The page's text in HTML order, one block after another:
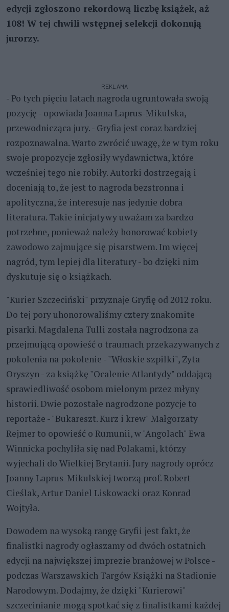
edycji zgłoszono rekordową liczbę książek, aż
108! W tej chwili wstępnej selekcji dokonują
jurorzy.
REKLAMA
- Po tych pięciu latach nagroda ugruntowała swoją
pozycję - opowiada Joanna Laprus-Mikulska,
przewodnicząca jury. - Gryfia jest coraz bardziej
rozpoznawalna. Warto zwrócić uwagę, że w tym roku
swoje propozycje zgłosiły wydawnictwa, które
wcześniej tego nie robiły. Autorki dostrzegają i
doceniają to, że jest to nagroda bezstronna i
apolityczna, że interesuje nas jedynie dobra
literatura. Takie inicjatywy uważam za bardzo
potrzebne, ponieważ należy honorować kobiety
zawodowo zajmujące się pisarstwem. Im więcej
nagród, tym lepiej dla literatury - bo dzięki nim
dyskutuje się o książkach.
"Kurier Szczeciński" przyznaje Gryfię od 2012 roku.
Do tej pory uhonorowaliśmy cztery znakomite
pisarki. Magdalena Tulli została nagrodzona za
przejmującą opowieść o traumach przekazywanych z
pokolenia na pokolenie - "Włoskie szpilki", Zyta
Oryszyn - za książkę "Ocalenie Atlantydy" oddającą
sprawiedliwość osobom mielonym przez młyny
historii. Dwie pozostałe nagrodzone pozycje to
reportaże - "Bukareszt. Kurz i krew" Małgorzaty
Rejmer to opowieść o Rumunii, w "Angolach" Ewa
Winnicka pochyliła się nad Polakami, którzy
wyjechali do Wielkiej Brytanii. Jury nagrody oprócz
Joanny Laprus-Mikulskiej tworzą prof. Robert
Cieślak, Artur Daniel Liskowacki oraz Konrad
Wojtyła.
Dowodem na wysoką rangę Gryfii jest fakt, że
finalistki nagrody ogłaszamy od dwóch ostatnich
edycji na największej imprezie branżowej w Polsce -
podczas Warszawskich Targów Książki na Stadionie
Narodowym. Dodajmy, że dzięki "Kurierowi"
szczecinianie mogą spotkać się z finalistkami każdej